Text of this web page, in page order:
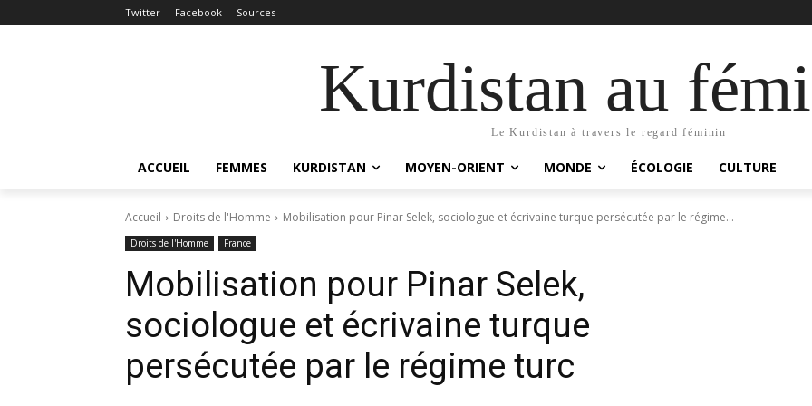
Twitter Facebook Sources
Kurdistan au
Le Kurdistan à travers le regard féminin
ACCUEIL FEMMES KURDISTAN MOYEN-ORIENT MONDE ÉCOLOGIE CULTURE
Accueil Droits de l'Homme Mobilisation pour Pinar Selek, sociologue et écrivaine turque persécutée par le régime...
Droits de l'Homme France
Mobilisation pour Pinar Selek,
sociologue et écrivaine turque
persécutée par le régime turc